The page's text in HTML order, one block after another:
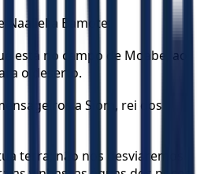
Naaliel a Bamote;
está no campo de Moabe, ao
o deserto.
a Siom, rei dos
terra; não nos desviaremos